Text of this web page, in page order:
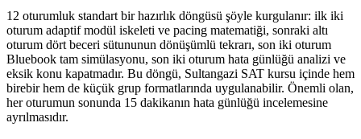
12 oturumluk standart bir hazırlık döngüsü şöyle kurgulanır: ilk iki
oturum adaptif modül iskeleti ve pacing matematiği, sonraki altı
oturum dört beceri sütununun dönüşümlü tekrarı, son iki oturum
Bluebook tam simülasyonu, son iki oturum hata günlüğü analizi ve
eksik konu kapatmadır. Bu döngü, Sultangazi SAT kursu içinde hem
birebir hem de küçük grup formatlarında uygulanabilir. Önemli olan,
her oturumun sonunda 15 dakikanın hata günlüğü incelemesine
ayrılmasıdır.